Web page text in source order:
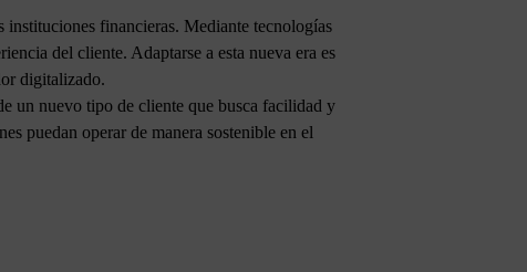
instituciones financieras. Mediante tecnologías
del cliente. Adaptarse a esta nueva era es
digitalizado.
un nuevo tipo de cliente que busca facilidad y
puedan operar de manera sostenible en el